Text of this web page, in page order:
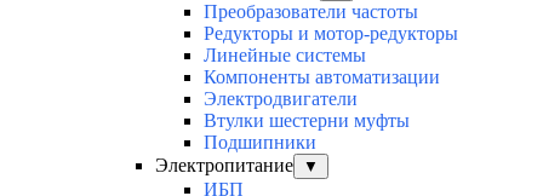
Преобразователи частоты
Редукторы и мотор-редукторы
Линейные системы
Компоненты автоматизации
Электродвигатели
Втулки шестерни муфты
Подшипники
Электропитание
▼
ИБП